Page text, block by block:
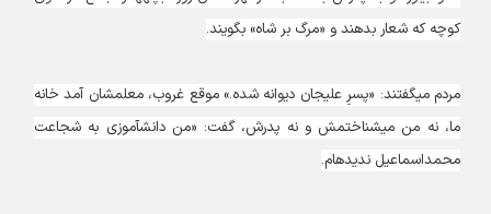
کوچه که شعار بدهند و «مرگ بر شاه» بگویند.
ما، نه من می‎شناختمش و نه پدرش، گفت: «من دانش‎آموزی به شجاعت
محمداسماعیل ندیده‎ام.